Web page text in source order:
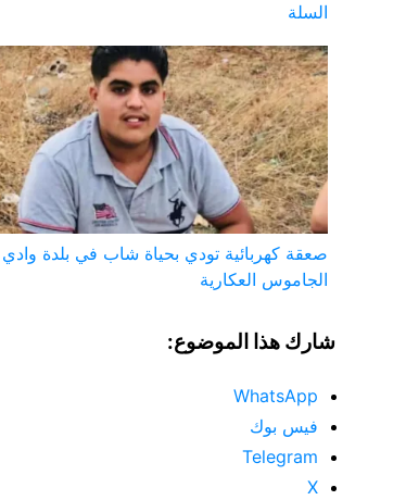
السلة
صعقة كهربائية تودي بحياة شاب في بلدة وادي
الجاموس العكارية
شارك هذا الموضوع:
WhatsApp
فيس بوك
Telegram
X